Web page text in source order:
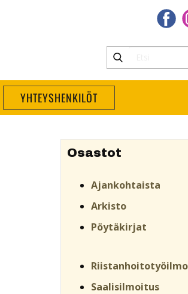
YHTEYSHENKILÖT
Osastot
Ajankohtaista
Arkisto
Pöytäkirjat
Saalisilmoitus